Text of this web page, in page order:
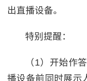
出直播设备。
特别提醒：
（1）开始作
播设备前同时展示